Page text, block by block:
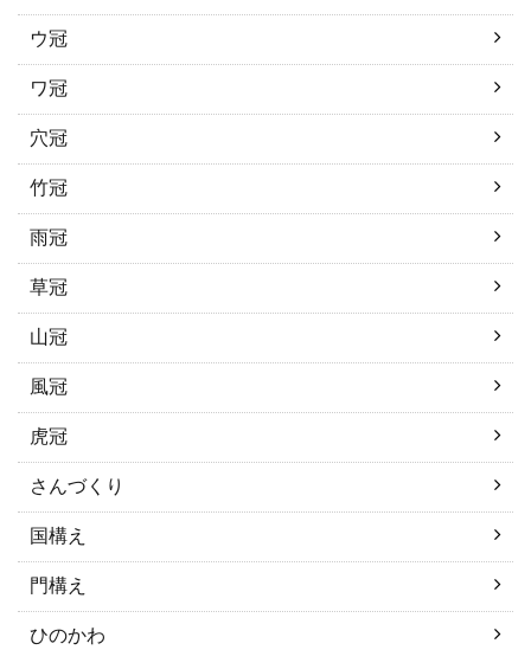
ウ冠
ワ冠
穴冠
竹冠
雨冠
草冠
山冠
風冠
虎冠
さんづくり
国構え
門構え
ひのかわ